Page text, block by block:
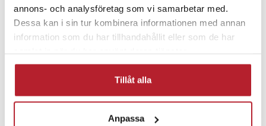
annons- och analysföretag som vi samarbetar med.
Dessa kan i sin tur kombinera informationen med annan
information som du har tillhandahållit eller som de har
Tillåt alla
Anpassa